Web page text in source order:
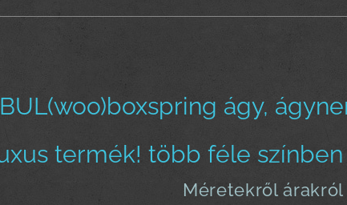
ágy,
termék! több féle színben
Méretekről